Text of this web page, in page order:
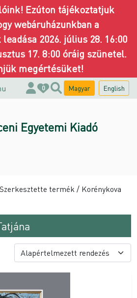
Ezúton tájékoztatjuk
webáruházunkban a
2026. július 28. 16:00
17. 8:00 óráig szünetel.
megértésüket!
0 Magyar English
Egyetemi Kiadó
termék / Korénykova